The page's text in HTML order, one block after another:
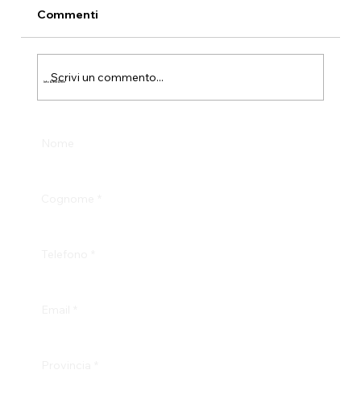
Commenti
Scrivi un commento...
Info & Test Drive